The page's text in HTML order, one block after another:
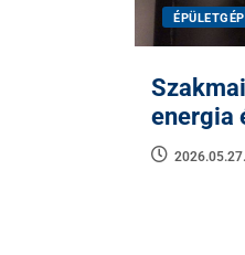
energia
2026.05.27.